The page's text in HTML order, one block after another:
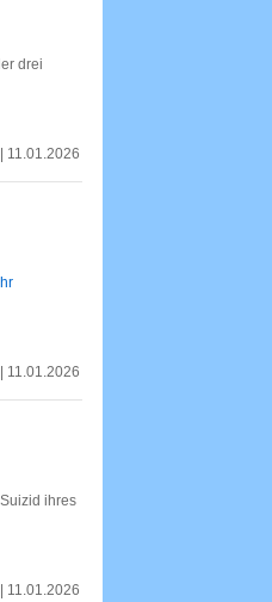
drei
| 11.01.2026
| 11.01.2026
ihres
| 11.01.2026